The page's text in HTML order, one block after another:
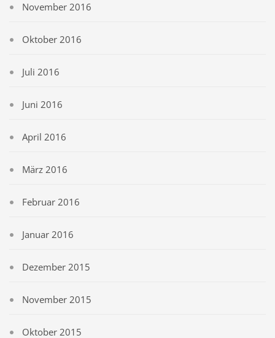
November 2016
Oktober 2016
Juli 2016
Juni 2016
April 2016
März 2016
Februar 2016
Januar 2016
Dezember 2015
November 2015
Oktober 2015